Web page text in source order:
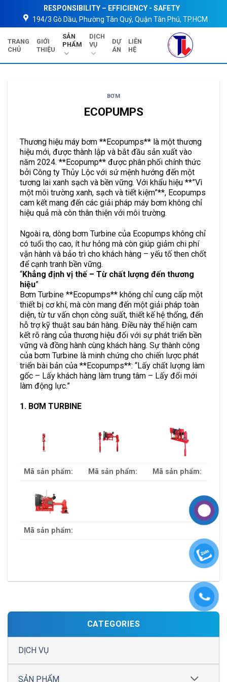
content
RESPONSIBILITY – EFFICIENCY - SAFETY
194/3 Gò Dầu, Phường Tân Quý, Quận Tân Phú, TP.HCM
TRANG
CHỦ
GIỚI
THIỆU
SẢN
PHẨM
DỊCH
VỤ
DỰ
ÁN
LIÊN
HỆ
CATEGORIES
DỊCH VỤ
SẢN PHẨM
BƠM
ECOPUMPS
Thương hiệu máy bơm **Ecopumps** là một thương
hiệu mới, được thành lập và bắt đầu sản xuất vào
năm 2024. **Ecopump** được phân phối chính thức
bởi Công ty Thủy Lộc với sứ mệnh hướng đến một
tương lai xanh sạch và bền vững. Với khẩu hiệu **”Vì
một môi trường xanh, sạch và tiết kiệm”**, Ecopumps
cam kết mang đến các giải pháp máy bơm không chỉ
hiệu quả mà còn thân thiện với môi trường.
Ngoài ra, dòng bơm Turbine của Ecopumps không chỉ
có tuổi thọ cao, ít hư hỏng mà còn giúp giảm chi phí
vận hành và bảo trì cho khách hàng – yếu tố then chốt
để cạnh tranh bền vững.
“Khẳng định vị thế – Từ chất lượng đến thương
hiệu”
Bơm Turbine **Ecopumps** không chỉ cung cấp một
thiết bị cơ khí, mà còn mang đến một giải pháp toàn
diện, từ tư vấn chọn công suất, thiết kế hệ thống, đến
hỗ trợ kỹ thuật sau bán hàng. Điều này thể hiện cam
kết rõ ràng của thương hiệu đối với sự phát triển bền
vững và đồng hành cùng khách hàng. Sự thành công
của bơm Turbine là minh chứng cho chiến lược phát
triển bài bản của **Ecopumps**: “Lấy chất lượng làm
gốc – Lấy khách hàng làm trung tâm – Lấy đổi mới
làm động lực.”
1. BƠM TURBINE
Mã sản phẩm: Mã sản phẩm: Mã sản phẩm:
Mã sản phẩm: